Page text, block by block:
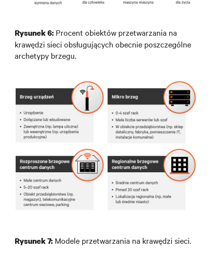
Rysunek 6: Procent obiektów przetwarzania na
krawędzi sieci obsługujących obecnie poszczególne
archetypy brzegu.
Rysunek 7: Modele przetwarzania na krawędzi sieci.